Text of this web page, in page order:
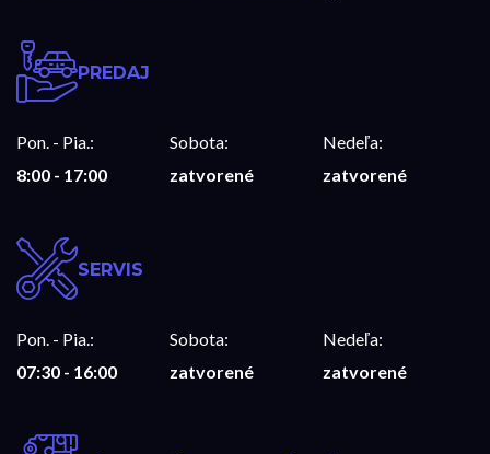
PREDAJ
Pon. - Pia.:
8:00 - 17:00
Sobota:
zatvorené
Nedeľa:
zatvorené
SERVIS
Pon. - Pia.:
07:30 - 16:00
Sobota:
zatvorené
Nedeľa:
zatvorené